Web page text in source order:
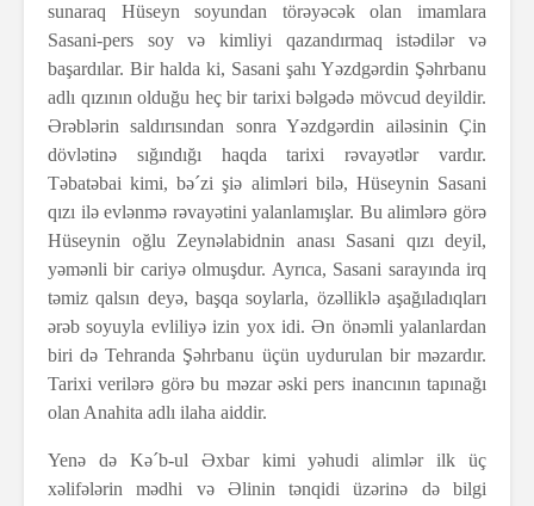
sunaraq Hüseyn soyundan törəyəcək olan imamlara
Sasani-pers soy və kimliyi qazandırmaq istədilər və
başardılar. Bir halda ki, Sasani şahı Yəzdgərdin Şəhrbanu
adlı qızının olduğu heç bir tarixi bəlgədə mövcud deyildir.
Ərəblərin saldırısından sonra Yəzdgərdin ailəsinin Çin
dövlətinə sığındığı haqda tarixi rəvayətlər vardır.
Təbatəbai kimi, bə´zi şiə alimləri bilə, Hüseynin Sasani
qızı ilə evlənmə rəvayətini yalanlamışlar. Bu alimlərə görə
Hüseynin oğlu Zeynəlabidnin anası Sasani qızı deyil,
yəmənli bir cariyə olmuşdur. Ayrıca, Sasani sarayında irq
təmiz qalsın deyə, başqa soylarla, özəlliklə aşağıladıqları
ərəb soyuyla evliliyə izin yox idi. Ən önəmli yalanlardan
biri də Tehranda Şəhrbanu üçün uydurulan bir məzardır.
Tarixi verilərə görə bu məzar əski pers inancının tapınağı
olan Anahita adlı ilaha aiddir.
Yenə də Kə´b-ul Əxbar kimi yəhudi alimlər ilk üç
xəlifələrin mədhi və Əlinin tənqidi üzərinə də bilgi